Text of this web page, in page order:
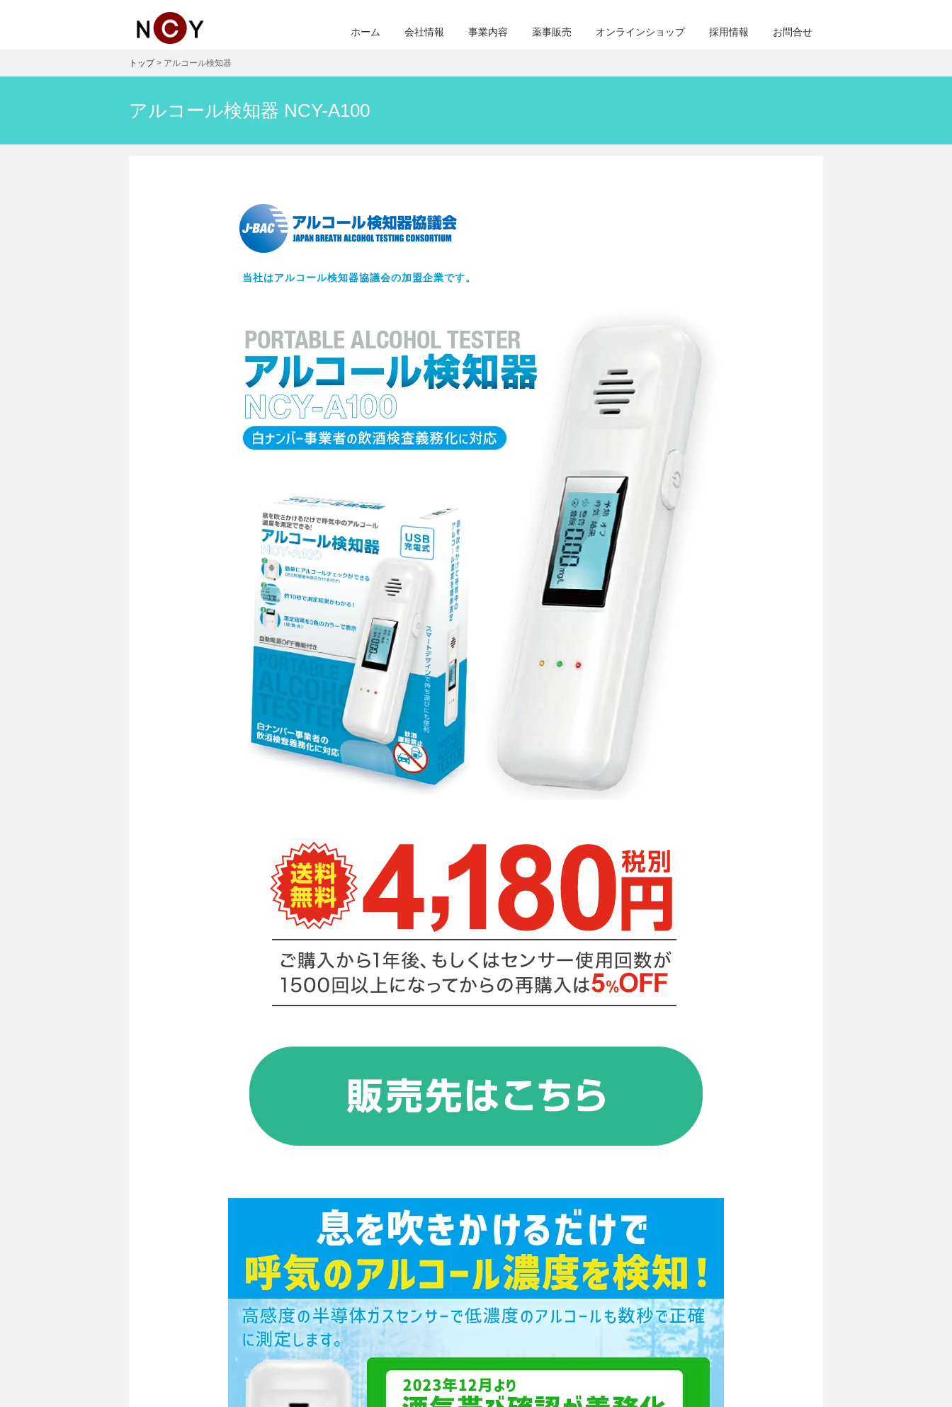
ホーム 会社情報 事業内容 薬事販売 オンラインショップ 採用情報 お問合せ
トップ> アルコール検知器
アルコール検知器 NCY-A100
当社はアルコール検知器協議会の加盟企業です。